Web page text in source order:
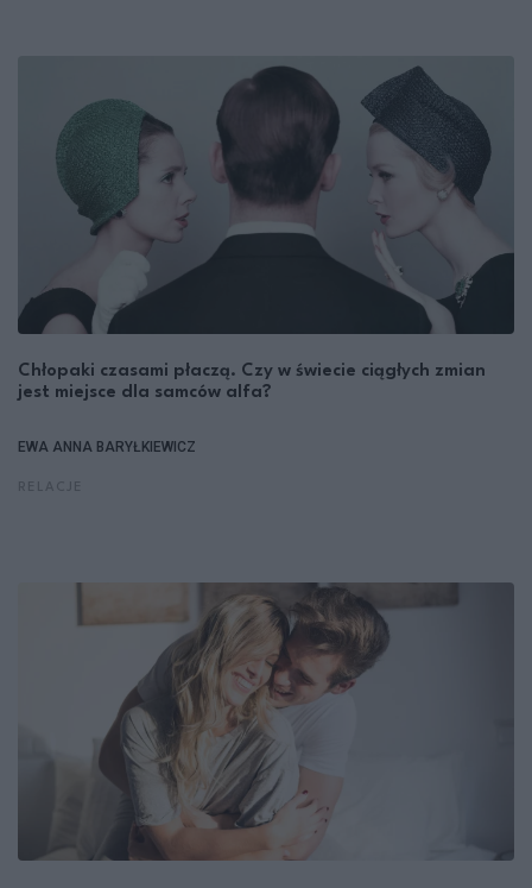
Chłopaki czasami płaczą. Czy w świecie ciągłych zmian
jest miejsce dla samców alfa?
EWA ANNA BARYŁKIEWICZ